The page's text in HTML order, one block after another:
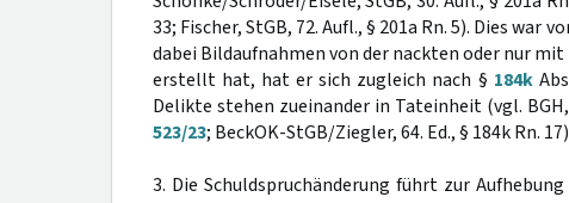
33; Fischer, StGB, 72. Aufl., § 201a Rn. 5). Dies war
dabei Bildaufnahmen von der nackten oder nur mit
erstellt hat, hat er sich zugleich nach § 184k
Delikte stehen zueinander in Tateinheit (vgl.
523/23; BeckOK-StGB/Ziegler, 64. Ed., § 184k Rn.
3. Die Schuldspruchänderung führt zur